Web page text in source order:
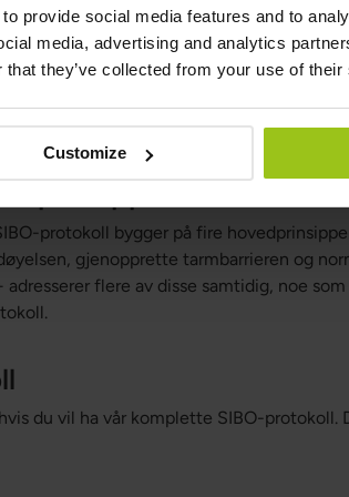
provide social media features and to
media, advertising and analytics
they’ve collected from your use of
Customize
tretthet og nedsatt cellefunksjon.
og Boswellia Serratakan bidra til
symptomer som oppblåsthet.
protokoll bygger på fire
gjenopprette tarmbarrieren og
adresserer flere av disse samtidig, noe
du vil ha vår komplette SIBO-protokoll.